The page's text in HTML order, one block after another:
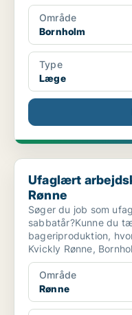
Område
Bornholm
Type
Læge
Ufaglært arbejdskraft til
Ufaglært
Rønne
Søger du job som
sabbatår?Kunne du
bageriproduktion,
Kvickly Rønne,
Område
Rønne